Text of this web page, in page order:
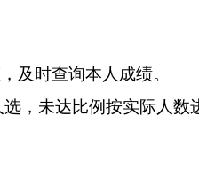
及时查询本人成绩。
，未达比例按实际人数